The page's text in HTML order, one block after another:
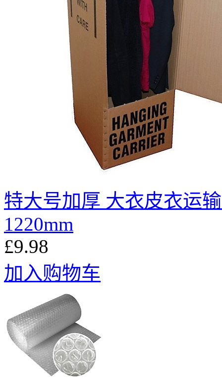
特大号加厚 大衣皮衣运
1220mm
£9.98
加入购物车